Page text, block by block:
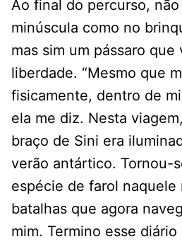
Ao final do percurso,
minúscula como no
mas sim um pássaro que
liberdade. “Mesmo que
fisicamente, dentro de
ela me diz. Nesta
braço de Sini era
verão antártico. Tornou-
espécie de farol naquele
batalhas que agora
mim. Termino esse